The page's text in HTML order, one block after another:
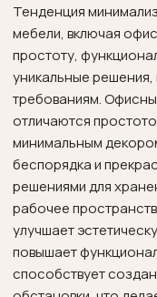
Тенденция
мебели, включая
простоту,
уникальные
требованиям.
отличаются
минимальным
беспорядка и
решениями для
рабочее
улучшает
повышает
способствует